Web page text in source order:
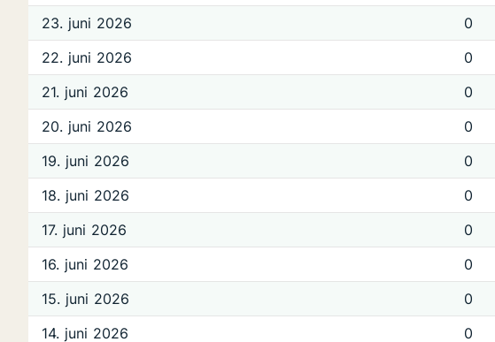
23. juni 2026
0
22. juni 2026
0
21. juni 2026
0
20. juni 2026
0
19. juni 2026
0
18. juni 2026
0
17. juni 2026
0
16. juni 2026
0
15. juni 2026
0
14. juni 2026
0